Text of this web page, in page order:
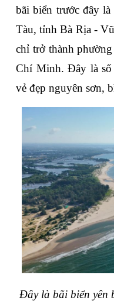
bãi biển trước đây
Tàu, tỉnh Bà Rịa -
chỉ trở thành
Chí Minh. Đây là
vẻ đẹp nguyên sơn,
Đây là bãi biển yên